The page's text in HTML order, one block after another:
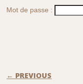
Mot de passe :
POST
← PREVIOUS